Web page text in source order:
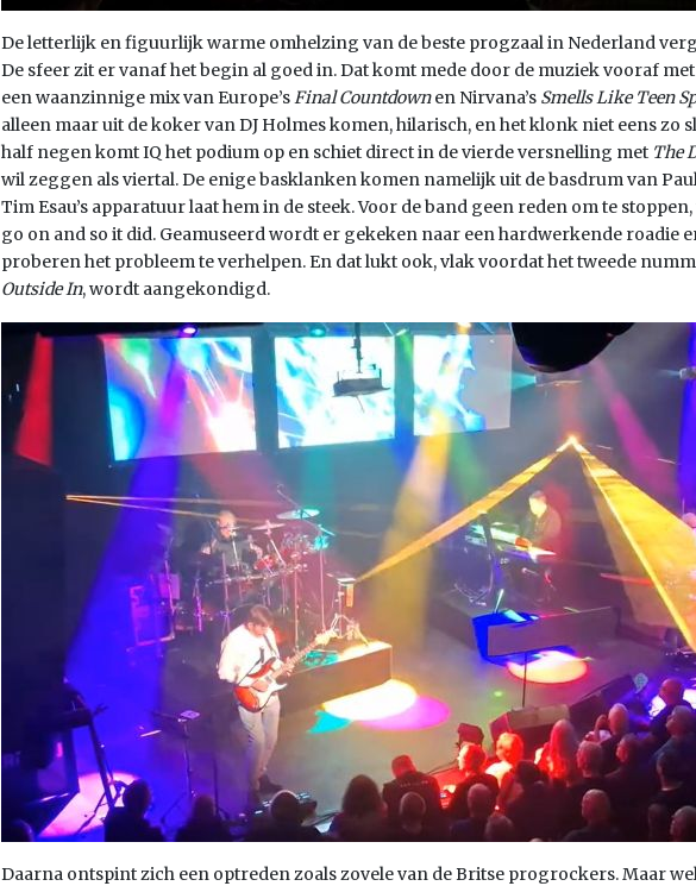
De letterlijk en figuurlijk warme omhelzing van de beste progzaal in Nederland
De sfeer zit er vanaf het begin al goed in. Dat komt mede door de muziek vooraf
een waanzinnige mix van Europe’sFinal Countdownen Nirvana’s Smells Like Teen
alleen maar uit de koker van DJ Holmes komen, hilarisch, en het klonk niet eens zo
half negen komt IQ het podium op en schiet direct in de vierde versnelling met The
wil zeggen als viertal. De enige basklanken komen namelijk uit de basdrum van
Tim Esau’s apparatuur laat hem in de steek. Voor de band geen reden om te
go on and so it did. Geamuseerd wordt er gekeken naar een hardwerkende roadie
proberen het probleem te verhelpen. En dat lukt ook, vlak voordat het tweede
Outside In, wordt aangekondigd.
Daarna ontspint zich een optreden zoals zovele van de Britse progrockers. Maar